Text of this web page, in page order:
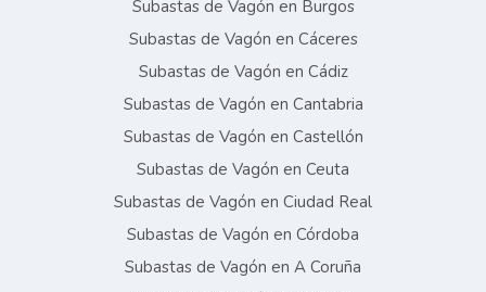
Subastas de Vagón en Burgos
Subastas de Vagón en Cáceres
Subastas de Vagón en Cádiz
Subastas de Vagón en Cantabria
Subastas de Vagón en Castellón
Subastas de Vagón en Ceuta
Subastas de Vagón en Ciudad Real
Subastas de Vagón en Córdoba
Subastas de Vagón en A Coruña